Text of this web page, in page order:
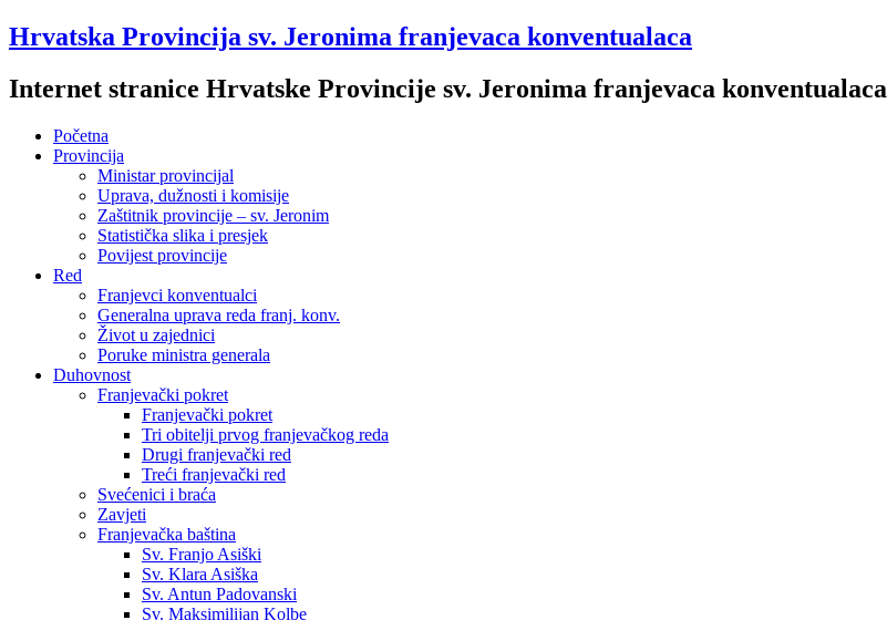
Hrvatska Provincija sv. Jeronima franjevaca konventualaca
Internet stranice Hrvatske Provincije sv. Jeronima franjevaca konventualaca
Početna
Provincija
Ministar provincijal
Uprava, dužnosti i komisije
Zaštitnik provincije – sv. Jeronim
Statistička slika i presjek
Povijest provincije
Red
Franjevci konventualci
Generalna uprava reda franj. konv.
Život u zajednici
Poruke ministra generala
Duhovnost
Franjevački pokret
Franjevački pokret
Tri obitelji prvog franjevačkog reda
Drugi franjevački red
Treći franjevački red
Svećenici i braća
Zavjeti
Franjevačka baština
Sv. Franjo Asiški
Sv. Klara Asiška
Sv. Antun Padovanski
Sv. Maksimilijan Kolbe